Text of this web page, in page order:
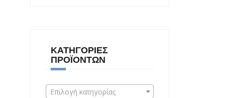
ΚΑΤΗΓΟΡΊΕΣ
ΠΡΟΪΌΝΤΩΝ
Επιλογή κατηγορίας